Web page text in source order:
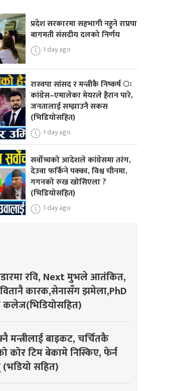
प्रदेश सरकारमा सहभागी नहुने राप्रपा
बागमती संसदीय दलको निर्णय
1 day ago
रास्वपा सांसद र मन्त्रीकै निष्कर्ष ः
कांग्रेस–एमालेका मेयरले हैरान पारे,
जनतालाई सम्झाउनै सकस
(भिडियोसहित)
1 day ago
सर्वोच्चको आदेशले कांग्रेसमा तरंग,
देउवा फर्किने पक्का, विश्व चीनमा,
गगनको रुख खोसिएला ?
(भिडियोसहित)
1 day ago
रवि, Next मुभले आतंकित,
कारक,सेनासँग झमेला,PhD
कलेज(भिडियोसहित)
मन्त्रीलाई बाइकट, चर्चितकै
कोर टिम बेकामे निस्किए, फेर्न
सहित)